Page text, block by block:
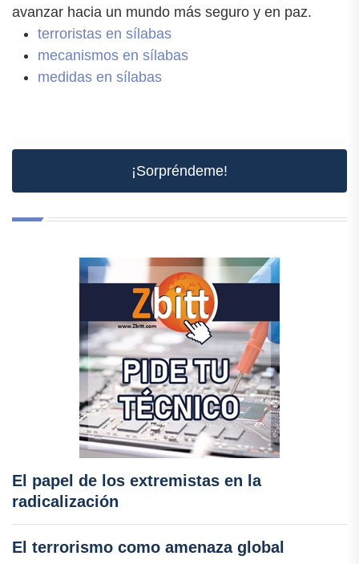
avanzar hacia un mundo más seguro y en paz.
terroristas en sílabas
mecanismos en sílabas
medidas en sílabas
¡Sorpréndeme!
El papel de los extremistas en la
radicalización
El terrorismo como amenaza global